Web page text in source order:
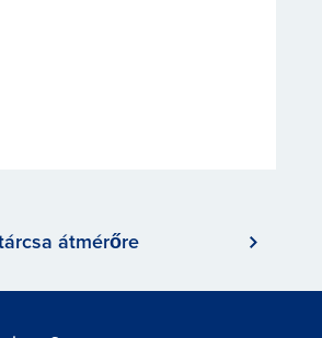
átmérőre